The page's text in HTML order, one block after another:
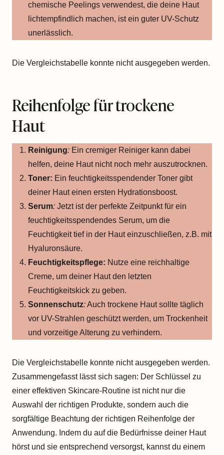
chemische Peelings verwendest, die deine Haut
lichtempfindlich machen, ist ein guter UV-Schutz
unerlässlich.
Die Vergleichstabelle konnte nicht ausgegeben werden.
Reihenfolge für trockene
Haut
Reinigung: Ein cremiger Reiniger kann dabei
helfen, deine Haut nicht noch mehr auszutrocknen.
Toner: Ein feuchtigkeitsspendender Toner gibt
deiner Haut einen ersten Hydrationsboost.
Serum: Jetzt ist der perfekte Zeitpunkt für ein
feuchtigkeitsspendendes Serum, um die
Feuchtigkeit tief in der Haut einzuschließen, z.B. mit
Hyaluronsäure.
Feuchtigkeitspflege: Nutze eine reichhaltige
Creme, um deiner Haut den letzten
Feuchtigkeitskick zu geben.
Sonnenschutz:Auch trockene Haut sollte täglich
vor UV-Strahlen geschützt werden, um Trockenheit
und vorzeitige Alterung zu verhindern.
Die Vergleichstabelle konnte nicht ausgegeben werden.
Zusammengefasst lässt sich sagen: Der Schlüssel zu
einer effektiven Skincare-Routine ist nicht nur die
Auswahl der richtigen Produkte, sondern auch die
sorgfältige Beachtung der richtigen Reihenfolge der
Anwendung. Indem du auf die Bedürfnisse deiner Haut
hörst und sie entsprechend versorgst, kannst du einem